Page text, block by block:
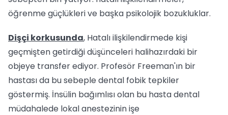
öğrenme güçlükleri ve başka psikolojik bozukluklar.
Dişçi korkusunda, Hatalı ilişkilendirmede kişi
geçmişten getirdiği düşünceleri halihazırdaki bir
objeye transfer ediyor. Profesör Freeman'ın bir
hastası da bu sebeple dental fobik tepkiler
göstermiş. İnsülin bağımlısı olan bu hasta dental
müdahalede lokal anestezinin işe